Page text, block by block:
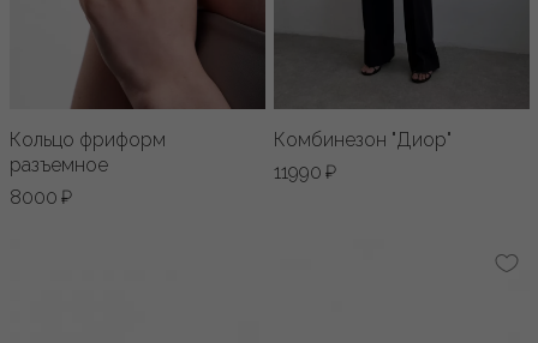
Кольцо фриформ
разъемное
8000 ₽
Комбинезон "Диор"
11990 ₽